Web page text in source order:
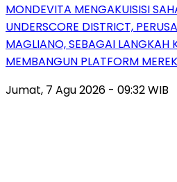
MONDEVITA MENGAKUISISI
UNDERSCORE DISTRICT,
MAGLIANO, SEBAGAI LANGKAH
MEMBANGUN PLATFORM
Jumat, 7 Agu 2026 - 09:32 WIB